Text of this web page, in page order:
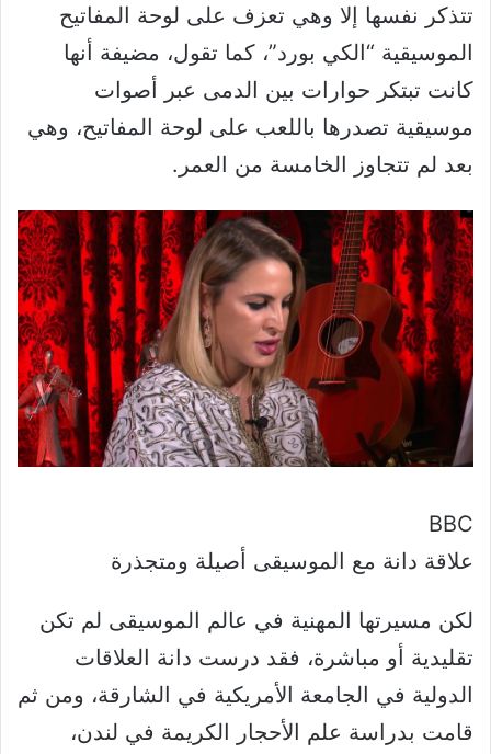
تتذكر نفسها إلا وهي تعزف على لوحة المفاتيح
الموسيقية “الكي بورد”، كما تقول، مضيفة أنها
كانت تبتكر حوارات بين الدمى عبر أصوات
موسيقية تصدرها باللعب على لوحة المفاتيح، وهي
بعد لم تتجاوز الخامسة من العمر.
BBC
علاقة دانة مع الموسيقى أصيلة ومتجذرة
لكن مسيرتها المهنية في عالم الموسيقى لم تكن
تقليدية أو مباشرة، فقد درست دانة العلاقات
الدولية في الجامعة الأمريكية في الشارقة، ومن ثم
قامت بدراسة علم الأحجار الكريمة في لندن،